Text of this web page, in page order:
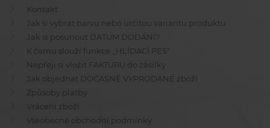
Kontakt
Jak si vybrat barvu nebo určitou variantu produktu
Jak si posunout DATUM DODÁNÍ?
K čemu slouží funkce ,,HLÍDACÍ PES"
Nepřeji si vložit FAKTURU do zásilky
Jak objednat DOČASNĚ VYPRODANÉ zboží
Způsoby platby
Vrácení zboží
Všeobecné obchodní podmínky